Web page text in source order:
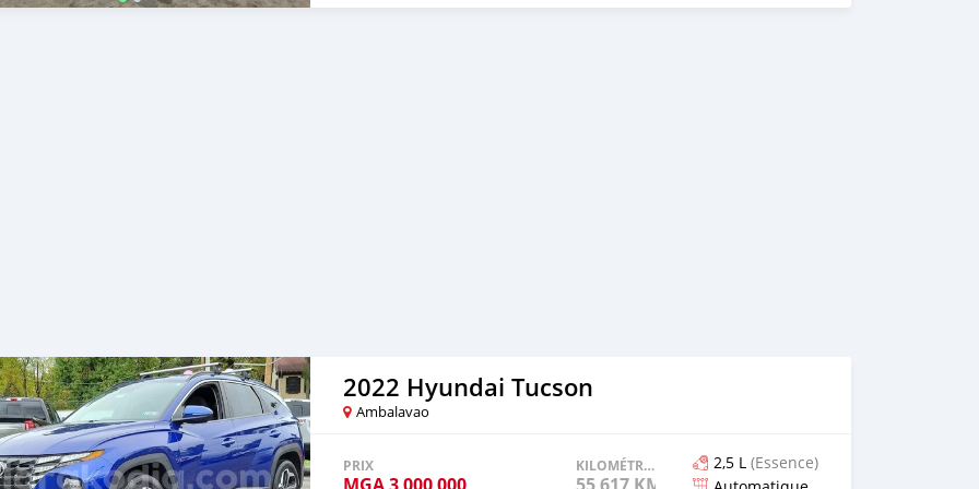
✅immatriculation étrangère ⚠️etat impeccable 👉 Idéal pour usage familial ou
2022 Hyundai Tucson
Ambalavao
PRIX
MGA3 000 000
KILOMÉTRAGE
55 617 KM
2,5 L (Essence)